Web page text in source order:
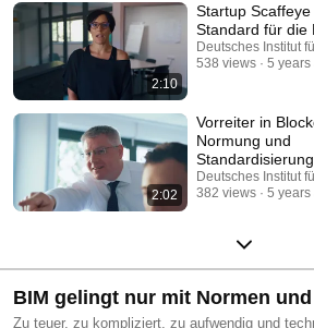
2:10
Startup
Standard für die
Deutsches Institut
538 views
5 years
2:02
Vorreiter in
Normung und
AG
Deutsches Institut
382 views
5 years
BIM gelingt nur mit Normen
Zu teuer, zu kompliziert, zu aufwendig und